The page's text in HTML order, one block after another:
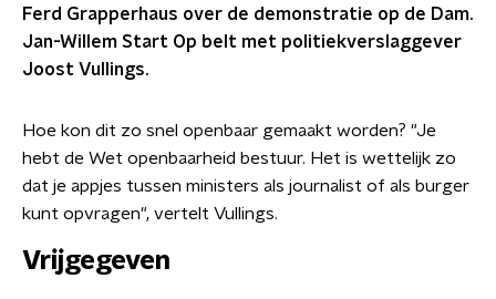
Ferd Grapperhaus over de demonstratie op de Dam.
Jan-Willem Start Op belt met politiekverslaggever
Joost Vullings.
Hoe kon dit zo snel openbaar gemaakt worden? "Je
hebt de Wet openbaarheid bestuur. Het is wettelijk zo
dat je appjes tussen ministers als journalist of als burger
kunt opvragen", vertelt Vullings.
Vrijgegeven